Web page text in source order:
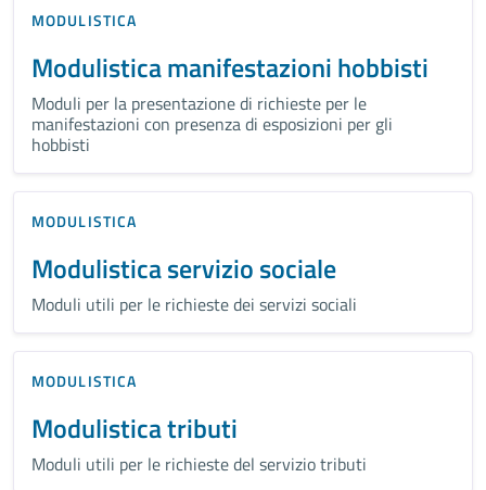
MODULISTICA
Modulistica manifestazioni hobbisti
Moduli per la presentazione di richieste per le
manifestazioni con presenza di esposizioni per gli
hobbisti
MODULISTICA
Modulistica servizio sociale
Moduli utili per le richieste dei servizi sociali
MODULISTICA
Modulistica tributi
Moduli utili per le richieste del servizio tributi